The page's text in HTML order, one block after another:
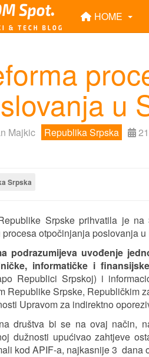
HOME
u
Majkic Republika Srpska
Srpska
Srpske prihvatila je
procesa otpočinjanja poslovanja
podrazumijeva uvođenje
informatičke i
Republici Srpskoj) i
Republike Srpske, Republičkim
Upravom za indirektno
društva bi se na ovaj način,
dužnosti upućivao zahtjeve
kod APIF-a, najkasnije 3 dana